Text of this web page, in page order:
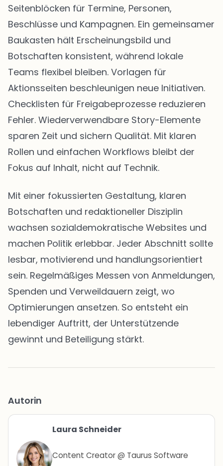
Seitenblöcken für Termine, Personen,
Beschlüsse und Kampagnen. Ein gemeinsamer
Baukasten hält Erscheinungsbild und
Botschaften konsistent, während lokale
Teams flexibel bleiben. Vorlagen für
Aktionsseiten beschleunigen neue Initiativen.
Checklisten für Freigabeprozesse reduzieren
Fehler. Wiederverwendbare Story-Elemente
sparen Zeit und sichern Qualität. Mit klaren
Rollen und einfachen Workflows bleibt der
Fokus auf Inhalt, nicht auf Technik.
Mit einer fokussierten Gestaltung, klaren
Botschaften und redaktioneller Disziplin
wachsen sozialdemokratische Websites und
machen Politik erlebbar. Jeder Abschnitt sollte
lesbar, motivierend und handlungsorientiert
sein. Regelmäßiges Messen von Anmeldungen,
Spenden und Verweildauern zeigt, wo
Optimierungen ansetzen. So entsteht ein
lebendiger Auftritt, der Unterstützende
gewinnt und Beteiligung stärkt.
Autorin
Laura Schneider
Content Creator @ Taurus Software